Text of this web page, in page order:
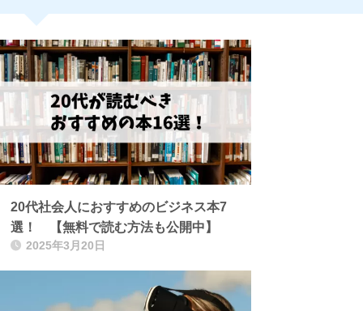
20代社会人におすすめのビジネス本7
選！ 【無料で読む方法も公開中】
2025年3月20日